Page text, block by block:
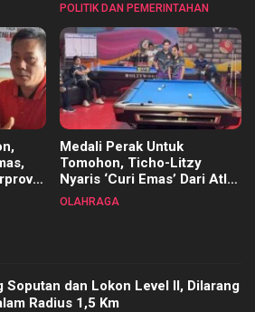
POLITIK DAN PEMERINTAHAN
Medali Perak Untuk
Tomohon, Ticho-Litzy
Nyaris ‘Curi Emas’ Dari Atlet
Biliar PON di Porprov Sulut
OLAHRAGA
Soputan dan Lokon Level II, Dilarang
Radius 1,5 Km